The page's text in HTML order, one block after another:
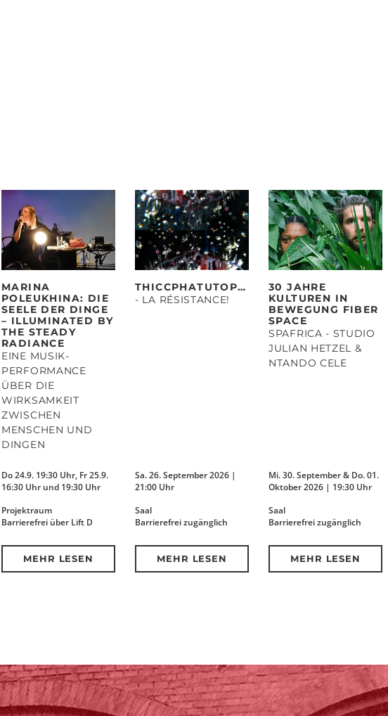
MARINA
POLEUKHINA: DIE
SEELE DER DINGE
– ILLUMINATED BY
THE STEADY
RADIANCE
EINE MUSIK-
PERFORMANCE
ÜBER DIE
WIRKSAMKEIT
ZWISCHEN
MENSCHEN UND
DINGEN
Do 24.9. 19:30 Uhr, Fr 25.9.
16:30 Uhr und 19:30 Uhr
Projektraum
Barrierefrei über Lift D
MEHR LESEN
THICCPHATUTOPIAS
- LA RÉSISTANCE!
Sa. 26. September 2026 |
21:00 Uhr
Saal
Barrierefrei zugänglich
MEHR LESEN
30 JAHRE
KULTUREN IN
BEWEGUNG FIBER
SPACE
SPAFRICA - STUDIO
JULIAN HETZEL &
NTANDO CELE
Mi. 30. September & Do. 01.
Oktober 2026 | 19:30 Uhr
Saal
Barrierefrei zugänglich
MEHR LESEN